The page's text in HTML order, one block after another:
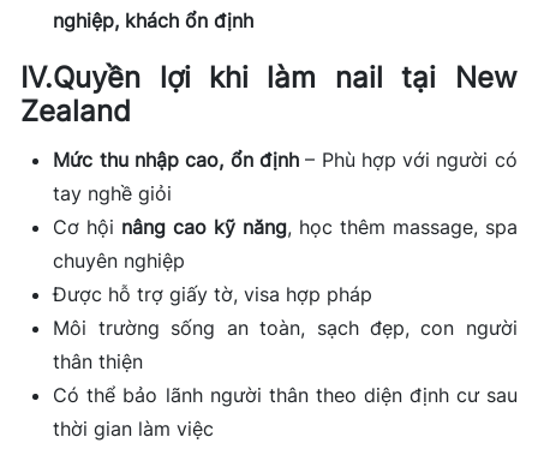
nghiệp, khách ổn định
IV.Quyền lợi khi làm nail tại New
Zealand
Mức thu nhập cao, ổn định– Phù hợp với người có
tay nghề giỏi
Cơ hội nâng cao kỹ năng, học thêm massage, spa
chuyên nghiệp
Được hỗ trợ giấy tờ, visa hợp pháp
Môi trường sống an toàn, sạch đẹp, con người
thân thiện
Có thể bảo lãnh người thân theo diện định cư sau
thời gian làm việc